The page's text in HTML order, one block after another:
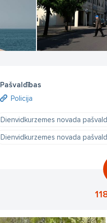
Pašvaldības
Policija
Dienvidkurzemes novada
Dienvidkurzemes novada